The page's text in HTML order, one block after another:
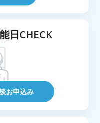
日CHECK
お申込み